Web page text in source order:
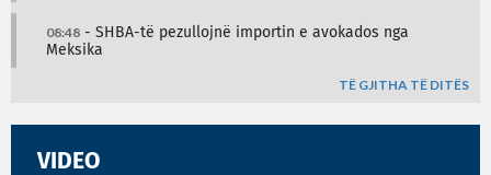
08:48 - SHBA-të pezullojnë importin e avokados nga
Meksika
TË GJITHA TË DITËS
VIDEO